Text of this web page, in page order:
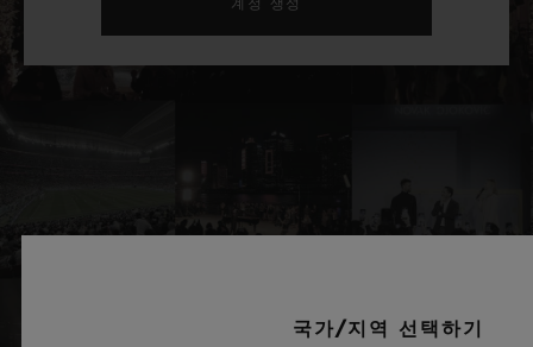
계정 생성
국가/지역 선택하기